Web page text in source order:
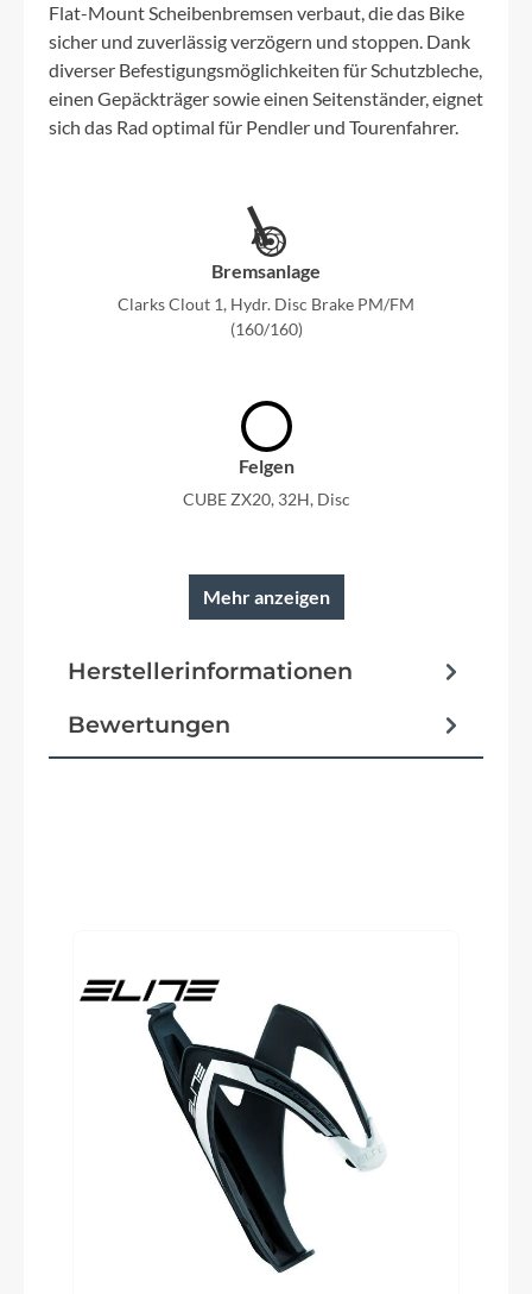
Flat-Mount Scheibenbremsen verbaut, die das Bike
sicher und zuverlässig verzögern und stoppen. Dank
diverser Befestigungsmöglichkeiten für Schutzbleche,
einen Gepäckträger sowie einen Seitenständer, eignet
sich das Rad optimal für Pendler und Tourenfahrer.
Bremsanlage
Clarks Clout 1, Hydr. Disc Brake PM/FM
(160/160)
Felgen
CUBE ZX20, 32H, Disc
AMF, Double Butted, Internal Cable Routing, Flat
Vorbau
CUBE Performance Stem, 31.8mm
Rahmentyp
Hardtail
Mehr anzeigen
Herstellerinformationen
Bewertungen